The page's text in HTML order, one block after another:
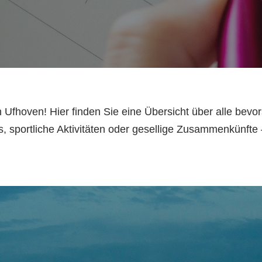
Hier finden Sie eine Übersicht über alle
sportliche Aktivitäten oder gesellige